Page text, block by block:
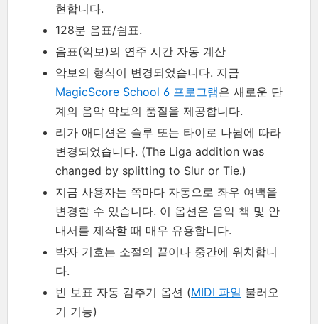
현합니다.
128분 음표/쉼표.
음표(악보)의 연주 시간 자동 계산
악보의 형식이 변경되었습니다. 지금
MagicScore School 6 프로그램은 새로운 단
계의 음악 악보의 품질을 제공합니다.
리가 애디션은 슬루 또는 타이로 나뉨에 따라
변경되었습니다. (The Liga addition was
changed by splitting to Slur or Tie.)
지금 사용자는 쪽마다 자동으로 좌우 여백을
변경할 수 있습니다. 이 옵션은 음악 책 및 안
내서를 제작할 때 매우 유용합니다.
박자 기호는 소절의 끝이나 중간에 위치합니
다.
빈 보표 자동 감추기 옵션 (MIDI 파일 불러오
기 기능)